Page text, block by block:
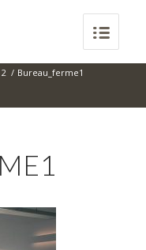
/ Bureau_ferme1